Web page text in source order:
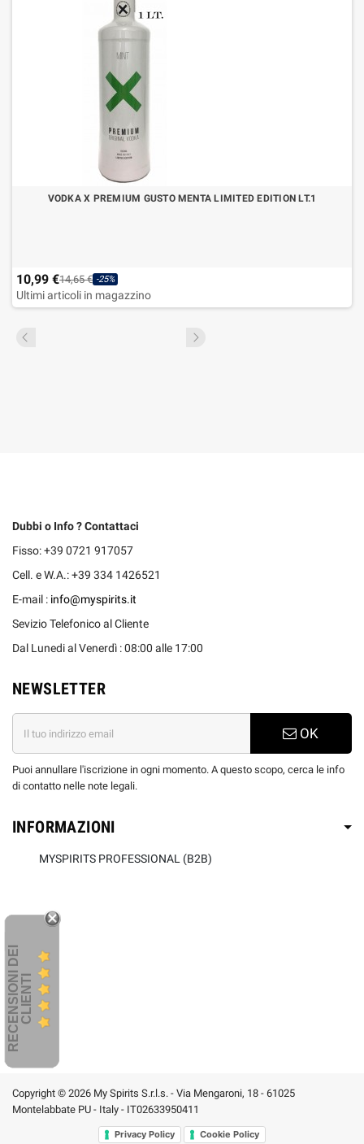
VODKA X PREMIUM GUSTO MENTA LIMITED EDITION LT.1
10,99 €14,65 € -25%
Ultimi articoli in magazzino
Dubbi o Info ? Contattaci
Fisso: +39 0721 917057
Cell. e W.A.: +39 334 1426521
E-mail : info@myspirits.it
Sevizio Telefonico al Cliente
Dal Lunedi al Venerdì : 08:00 alle 17:00
NEWSLETTER
OK
Puoi annullare l'iscrizione in ogni momento. A questo scopo, cerca le info
di contatto nelle note legali.
INFORMAZIONI
MYSPIRITS PROFESSIONAL (B2B)
R
E
C
E
N
S
I
ON
I
D
E
I
C
L
I
E
N
TI
Copyright © 2026 My Spirits S.r.l.s. - Via Mengaroni, 18 - 61025
Montelabbate PU - Italy - IT02633950411
Privacy Policy Cookie Policy